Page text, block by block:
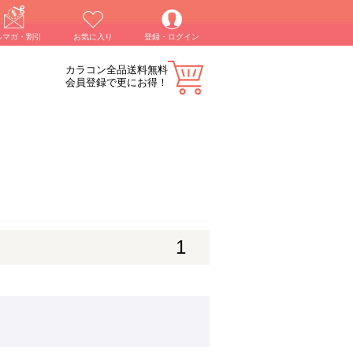
マガ・割引 お気に入り 登録・ログイン
カラコン全品送料無料
会員登録で更にお得！
1